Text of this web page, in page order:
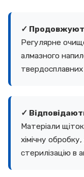
✓
Регулярне
алмазного
твердосплавних
✓
Матеріали
хімічну
стерилізацію в